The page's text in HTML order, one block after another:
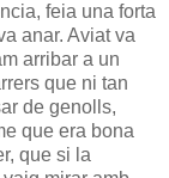
feia una forta
anar. Aviat va
arribar a un
que ni tan
de genolls,
que era bona
que si la